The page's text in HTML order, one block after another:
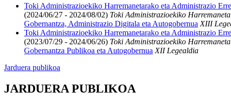
Toki Administrazioekiko Harremanetarako eta Administrazio
(2024/06/27 - 2024/08/02) Toki Administrazioekiko
Gobernantza, Administrazio Digitala eta Autogobernua XIII
Toki Administrazioekiko Harremanetarako eta Administrazio
(2023/07/29 - 2024/06/26) Toki Administrazioekiko
Gobernantza Publikoa eta Autogobernua XII Legealdia
Jarduera publikoa
JARDUERA PUBLIKOA